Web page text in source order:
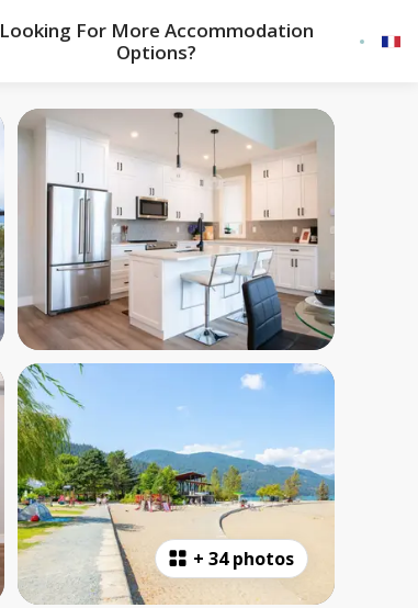
Looking For More Accommodation
Options?
+ 34 photos